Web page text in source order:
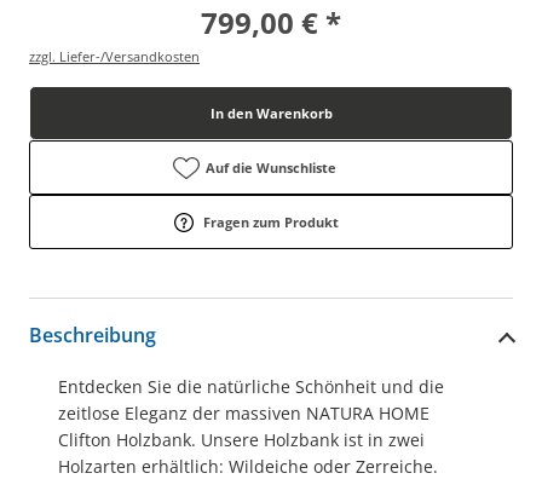
799,00 € *
zzgl. Liefer-/Versandkosten
In den Warenkorb
Auf die Wunschliste
Fragen zum Produkt
Beschreibung
Entdecken Sie die natürliche Schönheit und die
zeitlose Eleganz der massiven NATURA HOME
Clifton Holzbank. Unsere Holzbank ist in zwei
Holzarten erhältlich: Wildeiche oder Zerreiche.